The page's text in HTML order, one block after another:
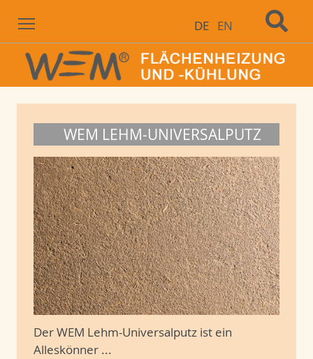
DE EN
WEM LEHM-UNIVERSALPUTZ
Der WEM Lehm-Universalputz ist ein
Alleskönner ...